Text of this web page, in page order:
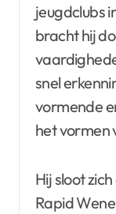
jeugdclubs
bracht hij
snel
vormende
het vormen
Hij sloot
Rapid